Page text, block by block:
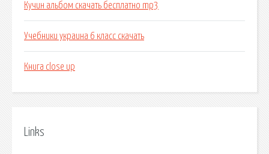
Кучин альбом скачать бесплатно mp3
Учебники украина 6 класс скачать
Книга close up
Links